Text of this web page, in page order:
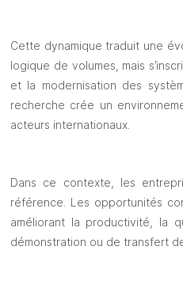
Cette dynamique traduit une
logique de volumes, mais
et la modernisation des
recherche crée un
acteurs internationaux.
Dans ce contexte, les
référence. Les opportunités
améliorant la productivité, la
démonstration ou de transfert